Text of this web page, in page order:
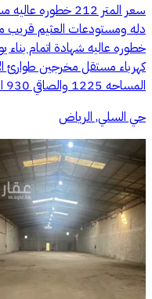
دله ومستودعات العثيم
خطوره عاليه شهادة اتمام بناء
المساحه 1225 والصاقي 930 الطول الصافي 60 منر والعرض 15.5
حي السلي, الرياض